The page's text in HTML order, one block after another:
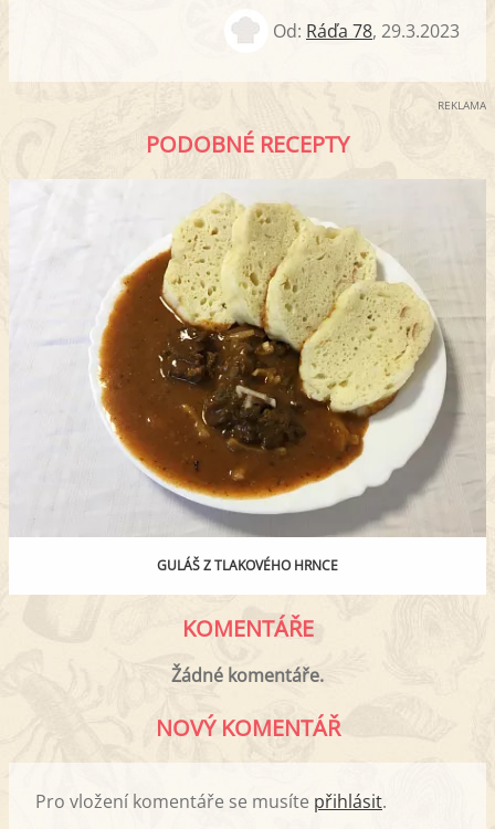
Od: Ráďa 78, 29.3.2023
REKLAMA
PODOBNÉ RECEPTY
GULÁŠ Z TLAKOVÉHO HRNCE
KOMENTÁŘE
Žádné komentáře.
NOVÝ KOMENTÁŘ
Pro vložení komentáře se musíte přihlásit.